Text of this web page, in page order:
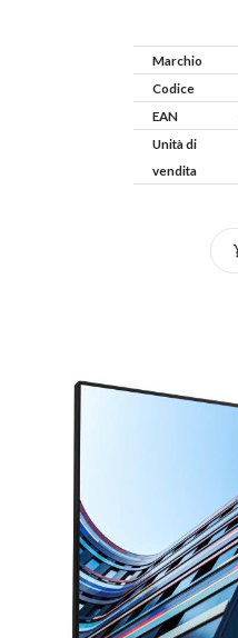
Marchio
Codice
EAN
Unità di
vendita